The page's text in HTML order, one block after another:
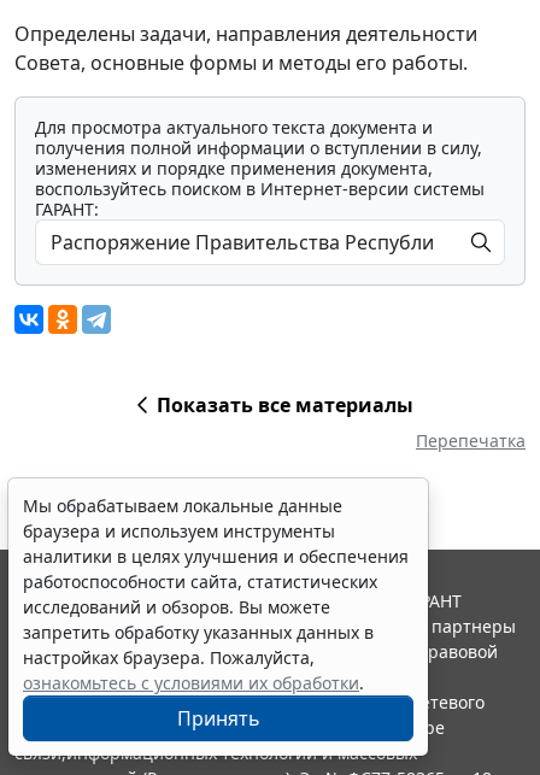
Определены задачи, направления деятельности
Совета, основные формы и методы его работы.
Для просмотра актуального текста документа и
получения полной информации о вступлении в силу,
изменениях и порядке применения документа,
воспользуйтесь поиском в Интернет-версии системы
ГАРАНТ:
Показать все материалы
Перепечатка
Мы обрабатываем локальные данные
браузера и используем инструменты
аналитики в целях улучшения и обеспечения
работоспособности сайта, статистических
исследований и обзоров. Вы можете
запретить обработку указанных данных в
настройках браузера. Пожалуйста,
ознакомьтесь с условиями их обработки.
Принять
© ООО "НПП "ГАРАНТ-СЕРВИС", 2026. Система ГАРАНТ
выпускается с 1990 года. Компания "Гарант" и ее партнеры
являются участниками Российской ассоциации правовой
информации ГАРАНТ.
Портал ГАРАНТ.РУ зарегистрирован в качестве сетевого
издания Федеральной службой по надзору в сфере
связи,информационных технологий и массовых